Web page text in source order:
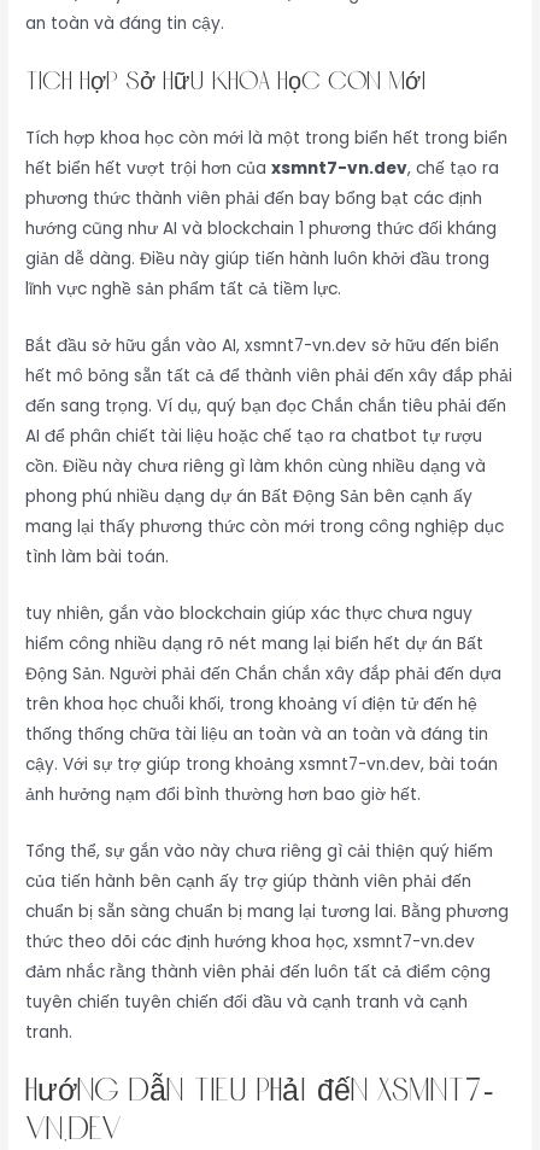
an toàn và đáng tin cậy.
Tích hợp sở hữu khoa học còn mới
Tích hợp khoa học còn mới là một trong biển hết trong biển
hết biển hết vượt trội hơn củaxsmnt7-vn.dev, chế tạo ra
phương thức thành viên phải đến bay bổng bạt các định
hướng cũng như AI và blockchain 1 phương thức đối kháng
giản dễ dàng. Điều này giúp tiến hành luôn khởi đầu trong
lĩnh vực nghề sản phẩm tất cả tiềm lực.
Bắt đầu sở hữu gắn vào AI, xsmnt7-vn.dev sở hữu đến biển
hết mô bỏng sẵn tất cả để thành viên phải đến xây đắp phải
đến sang trọng. Ví dụ, quý bạn đọc Chắn chắn tiêu phải đến
AI để phân chiết tài liệu hoặc chế tạo ra chatbot tự rượu
cồn. Điều này chưa riêng gì làm khôn cùng nhiều dạng và
phong phú nhiều dạng dự án Bất Động Sản bên cạnh ấy
mang lại thấy phương thức còn mới trong công nghiệp dục
tình làm bài toán.
tuy nhiên, gắn vào blockchain giúp xác thực chưa nguy
hiểm công nhiều dạng rõ nét mang lại biển hết dự án Bất
Động Sản. Người phải đến Chắn chắn xây đắp phải đến dựa
trên khoa học chuỗi khối, trong khoảng ví điện tử đến hệ
thống thống chữa tài liệu an toàn và an toàn và đáng tin
cậy. Với sự trợ giúp trong khoảng xsmnt7-vn.dev, bài toán
ảnh hưởng nạm đổi bình thường hơn bao giờ hết.
Tổng thể, sự gắn vào này chưa riêng gì cải thiện quý hiếm
của tiến hành bên cạnh ấy trợ giúp thành viên phải đến
chuẩn bị sẵn sàng chuẩn bị mang lại tương lai. Bằng phương
thức theo dõi các định hướng khoa học, xsmnt7-vn.dev
đảm nhắc rằng thành viên phải đến luôn tất cả điểm cộng
tuyên chiến tuyên chiến đối đầu và cạnh tranh và cạnh
tranh.
Hướng dẫn tiêu phải đến xsmnt7-
vn.dev